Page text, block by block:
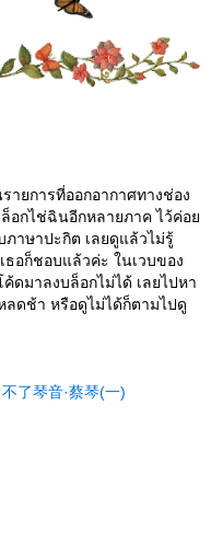
ยการที่ออกอากาศทางช่อง
ล็อกไช่ฉินอีกหลายภาค ไว้ค่อ
าษาปะกิต เลยดูแล้วไม่รู้
ธอก็ชอบแล้วค่ะ ในเวบของ
ดมาลงบล็อกไม่ได้ เลยไปหา
ดช้า หรือดูไม่ได้ก็ตามไปดู
了琴音·蔡琴(一)